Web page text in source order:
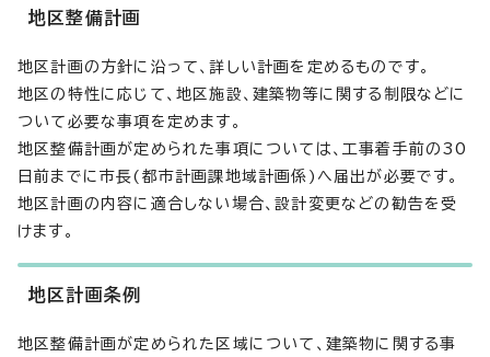
地区整備計画
地区計画の方針に沿って、詳しい計画を定めるものです。
地区の特性に応じて、地区施設、建築物等に関する制限などに
ついて必要な事項を定めます。
地区整備計画が定められた事項については、工事着手前の30
日前までに市長(都市計画課地域計画係)へ届出が必要です。
地区計画の内容に適合しない場合、設計変更などの勧告を受
けます。
地区計画条例
地区整備計画が定められた区域について、建築物に関する事